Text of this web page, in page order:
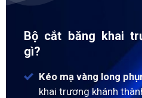
Bộ cắt băng khai
gì?
Kéo mạ vàng long
khai trương khánh